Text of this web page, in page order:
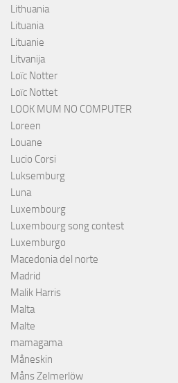
Lithuania
Lituania
Lituanie
Litvanija
Loïc Notter
Loïc Nottet
LOOK MUM NO COMPUTER
Loreen
Louane
Lucio Corsi
Luksemburg
Luna
Luxembourg
Luxembourg song contest
Luxemburgo
Macedonia del norte
Madrid
Malik Harris
Malta
Malte
mamagama
Måneskin
Måns Zelmerlöw